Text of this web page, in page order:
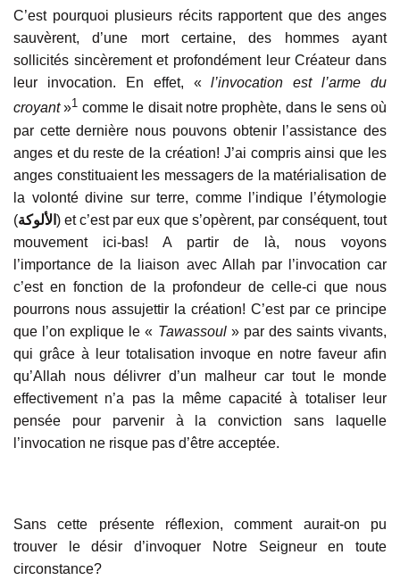
C’est pourquoi plusieurs récits rapportent que des anges
sauvèrent, d’une mort certaine, des hommes ayant
sollicités sincèrement et profondément leur Créateur dans
leur invocation. En effet, «l’invocation est l’arme du
croyant»1 comme le disait notre prophète, dans le sens où
par cette dernière nous pouvons obtenir l’assistance des
anges et du reste de la création! J’ai compris ainsi que les
anges constituaient les messagers de la matérialisation de
la volonté divine sur terre, comme l’indique l’étymologie
(الألوكة ) et c’est par eux que s’opèrent, par conséquent, tout
mouvement ici-bas! A partir de là, nous voyons
l’importance de la liaison avec Allah par l’invocation car
c’est en fonction de la profondeur de celle-ci que nous
pourrons nous assujettir la création! C’est par ce principe
que l’on explique le « Tawassoul » par des saints vivants,
qui grâce à leur totalisation invoque en notre faveur afin
qu’Allah nous délivrer d’un malheur car tout le monde
effectivement n’a pas la même capacité à totaliser leur
pensée pour parvenir à la conviction sans laquelle
l’invocation ne risque pas d’être acceptée.
Sans cette présente réflexion, comment aurait-on pu
trouver le désir d’invoquer Notre Seigneur en toute
circonstance?